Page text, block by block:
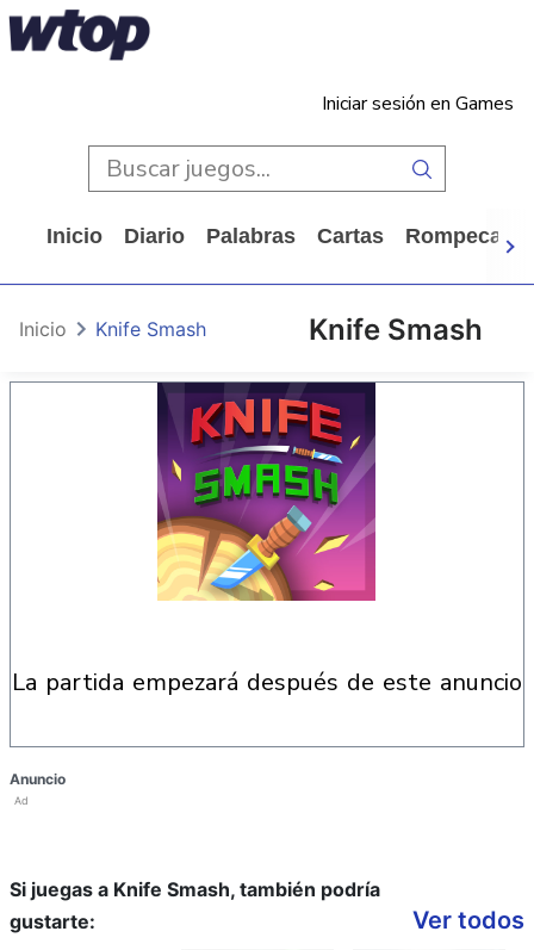
Iniciar sesión en Games
Inicio Diario Palabras Cartas
Knife Smash
Inicio Knife Smash
la partida empezará después de este anuncio
Anuncio
Ad
Si juegas a Knife Smash, también podría
gustarte:
Ver todos